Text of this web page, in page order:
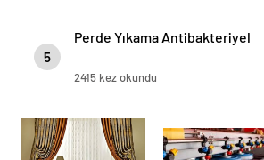
5
Perde Yıkama Antibakteriyel
2415 kez okundu